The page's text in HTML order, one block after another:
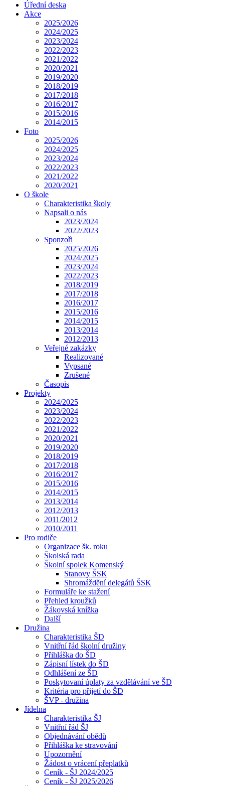
Úřední deska
Akce
2025/2026
2024/2025
2023/2024
2022/2023
2021/2022
2020/2021
2019/2020
2018/2019
2017/2018
2016/2017
2015/2016
2014/2015
Foto
2025/2026
2024/2025
2023/2024
2022/2023
2021/2022
2020/2021
O škole
Charakteristika školy
Napsali o nás
2023/2024
2022/2023
Sponzoři
2025/2026
2024/2025
2023/2024
2022/2023
2018/2019
2017/2018
2016/2017
2015/2016
2014/2015
2013/2014
2012/2013
Veřejné zakázky
Realizované
Vypsané
Zrušené
Časopis
Projekty
2024/2025
2023/2024
2022/2023
2021/2022
2020/2021
2019/2020
2018/2019
2017/2018
2016/2017
2015/2016
2014/2015
2013/2014
2012/2013
2011/2012
2010/2011
Pro rodiče
Organizace šk. roku
Školská rada
Školní spolek Komenský
Stanovy ŠSK
Shromáždění delegátů ŠSK
Formuláře ke stažení
Přehled kroužků
Žákovská knížka
Další
Družina
Charakteristika ŠD
Vnitřní řád školní družiny
Přihláška do ŠD
Zápisní lístek do ŠD
Odhlášení ze ŠD
Poskytovaní úplaty za vzdělávání ve ŠD
Kritéria pro přijetí do ŠD
ŠVP - družina
Jídelna
Charakteristika ŠJ
Vnitřní řád ŠJ
Objednávání obědů
Přihláška ke stravování
Upozornění
Žádost o vrácení přeplatků
Ceník - ŠJ 2024/2025
Ceník - ŠJ 2025/2026